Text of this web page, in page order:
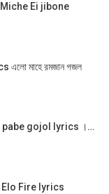
। Miche Ei jibone
মাহে রমজান গজল
pabe gojol lyrics ।…
Elo Fire lyrics